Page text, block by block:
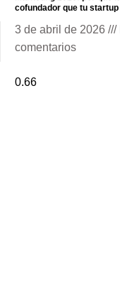
cofundador que tu
3 de abril de 2026
comentarios